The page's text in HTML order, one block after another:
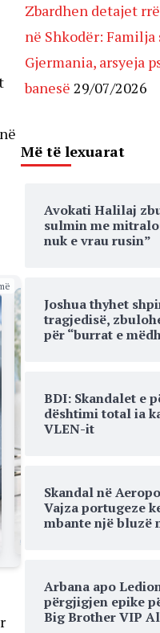
Zbardhen detajet
në Shkodër:
Gjermania, arsyeja
banesë 29/07/2026
Më të lexuarat
Avokati Halilaj
sulmin me
nuk e vrau rusin”
Joshua thyhet
tragjedisë,
për “burrat e
BDI: Skandalet e
dështimi total ia
VLEN-it
Skandal në
Vajza portugeze
mbante një bluzë
Arbana apo
përgjigjen epike
Big Brother VIP